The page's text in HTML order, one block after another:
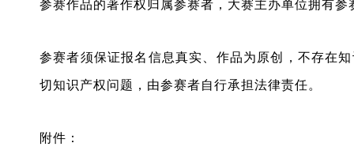
参赛作品的著作权归属参赛者，大赛主办单位拥有
参赛者须保证报名信息真实、作品为原创，不存在
切知识产权问题，由参赛者自行承担法律责任。
附件：